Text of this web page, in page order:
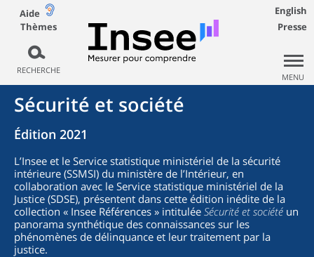
Aide
Thèmes
RECHERCHE
English
Presse
MENU
Sécurité et société
Édition 2021
L’Insee et le Service statistique ministériel de la sécurité
intérieure (SSMSI) du ministère de l’Intérieur, en
collaboration avec le Service statistique ministériel de la
Justice (SDSE), présentent dans cette édition inédite de la
collection « Insee Références » intitulée Sécurité et société un
panorama synthétique des connaissances sur les
phénomènes de délinquance et leur traitement par la
justice.